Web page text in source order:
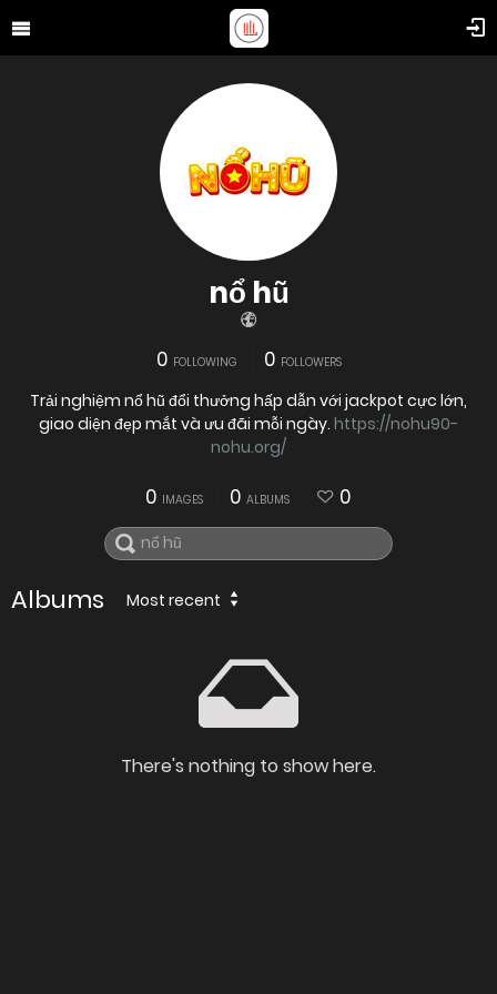
nổ hũ
0 FOLLOWING 0 FOLLOWERS
Trải nghiệm nổ hũ đổi thưởng hấp dẫn với jackpot cực lớn,
giao diện đẹp mắt và ưu đãi mỗi ngày. https://nohu90-
nohu.org/
0 IMAGES 0 ALBUMS 0
Albums Most recent
There's nothing to show here.